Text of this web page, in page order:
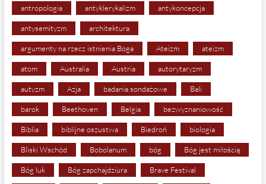
antropologia antyklerykalizm antykoncepcja
antysemityzm architektura
argumenty na rzecz istnienia Boga Ateizm ateizm
atom Australia Austria autorytaryzm
autyzm Azja badania sondażowe Bali
barok Beethoven Belgia bezwyznaniowość
Biblia biblijne oszustwa Biedroń biologia
Bliski Wschód Bobolanum bóg Bóg jest miłością
Bóg luk Bóg zapchajdziura Brave Festival